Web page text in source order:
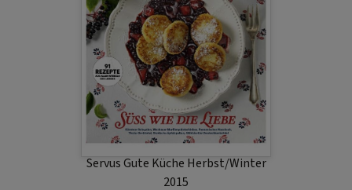
Servus Gute Küche Herbst/Winter
2015